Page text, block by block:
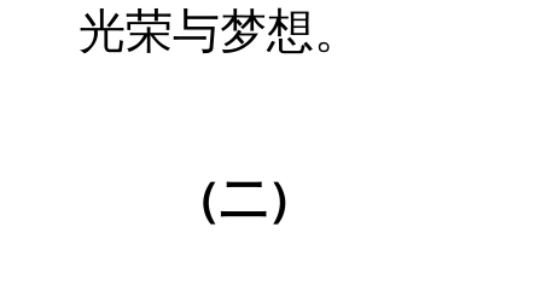
光荣与梦想。
（二）